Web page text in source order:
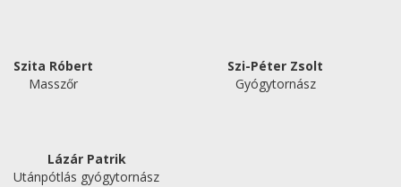
Szita Róbert
Szi-Péter Zsolt
Masszőr
Gyógytornász
Lázár Patrik
Utánpótlás gyógytornász